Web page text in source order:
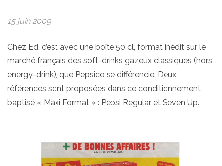
15 juin 2009
Chez Ed, c’est avec une boîte 50 cl, format inédit sur le
marché français des soft-drinks gazeux classiques (hors
energy-drink), que Pepsico se différencie. Deux
références sont proposées dans ce conditionnement
baptisé « Maxi Format » : Pepsi Regular et Seven Up.